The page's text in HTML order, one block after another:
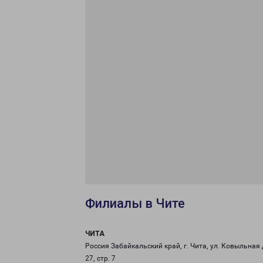
Филиалы в Чите
ЧИТА
Россия Забайкальский край, г. Чита, ул. Ковыльная
27, стр. 7